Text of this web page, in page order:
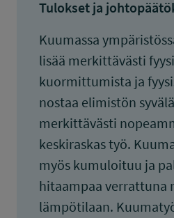
Tulokset ja
Kuumassa
lisää merkittävästi
kuormittumista ja
nostaa elimistön
merkittävästi
keskiraskas työ.
myös kumuloituu ja
hitaampaa verrattuna
lämpötilaan.